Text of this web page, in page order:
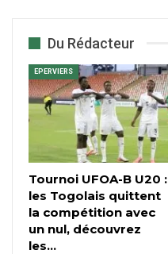
Du Rédacteur
EPERVIERS
Tournoi UFOA-B U20 :
les Togolais quittent
la compétition avec
un nul, découvrez
les…